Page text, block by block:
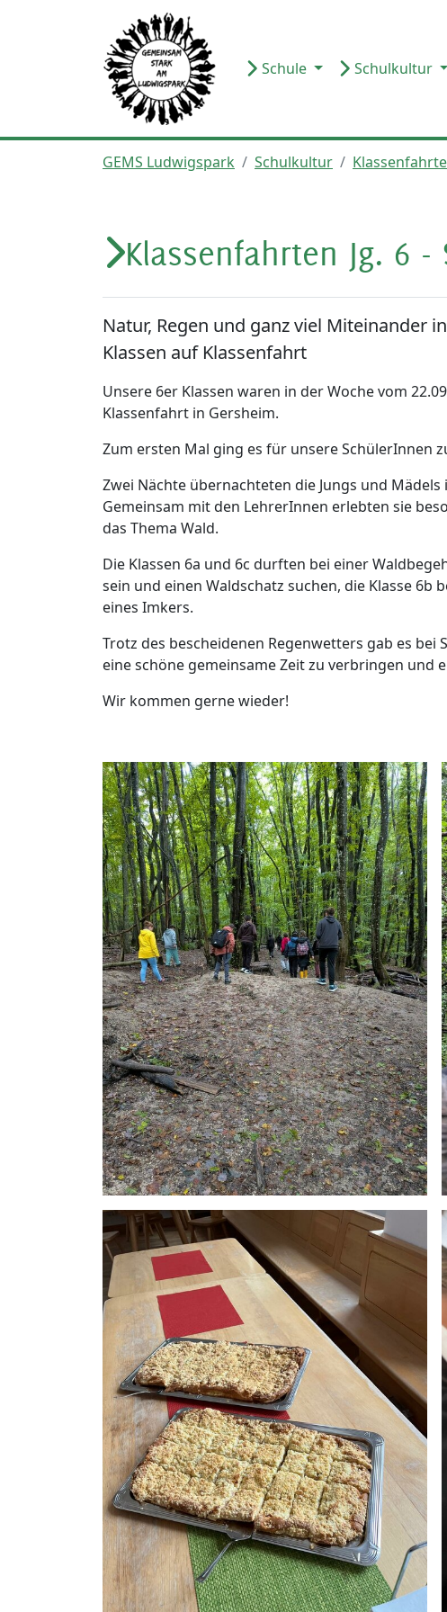
Schule Schulkultur
GEMS Ludwigspark Schulkultur
Klassenfahrten Jg. 6 -
Natur, Regen und ganz viel Miteinander
Klassen auf Klassenfahrt
Unsere 6er Klassen waren in der Woche vom
Klassenfahrt in Gersheim.
Zum ersten Mal ging es für unsere SchülerInnen
Zwei Nächte übernachteten die Jungs und
Gemeinsam mit den LehrerInnen erlebten sie
das Thema Wald.
Die Klassen 6a und 6c durften bei einer
sein und einen Waldschatz suchen, die Klasse 6b
eines Imkers.
Trotz des bescheidenen Regenwetters gab es bei
eine schöne gemeinsame Zeit zu verbringen und
Wir kommen gerne wieder!